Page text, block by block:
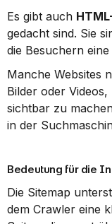
Es gibt auch
gedacht sind. Sie
die Besuchern
Manche Websites
Bilder oder
sichtbar zu
in der
Bedeutung für die
Die Sitemap
dem Crawler eine